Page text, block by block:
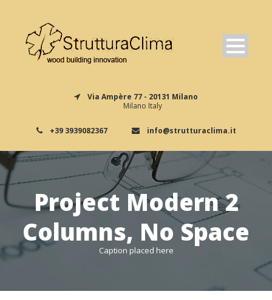
Via Ampère 77 - 20131 Milano
Milano Italy
+39 3939082367 info@strutturaclima.it
Project Modern 2
Columns, No Space
Caption placed here